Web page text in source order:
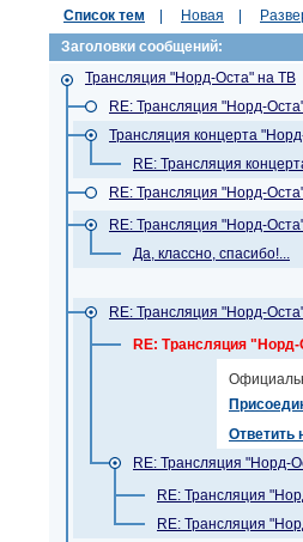
Список тем Новая
Заголовки сообщений:
Трансляция "Норд-Оста" на ТВ
RE: Трансляция "Норд-
Трансляция концерта
RE: Трансляция
RE: Трансляция "Норд-
RE: Трансляция "Норд-
Да, классно, спасибо!...
RE: Трансляция "Норд-
RE: Трансляция
Ответить
RE: Трансляция "Норд-
RE: Трансляция
RE: Трансляция